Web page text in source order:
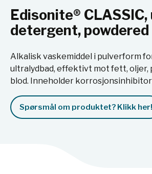
Edisonite®
detergent, powdered
Alkalisk vaskemiddel i pulverform
ultralydbad, effektivt mot fett, oljer,
blod. Inneholder
Spørsmål om produktet? Klikk her!